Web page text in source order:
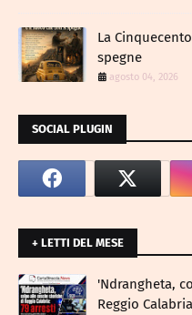
La
spegne
agosto 04, 2026
SOCIAL PLUGIN
+ LETTI DEL MESE
​'Ndrangheta,
Reggio